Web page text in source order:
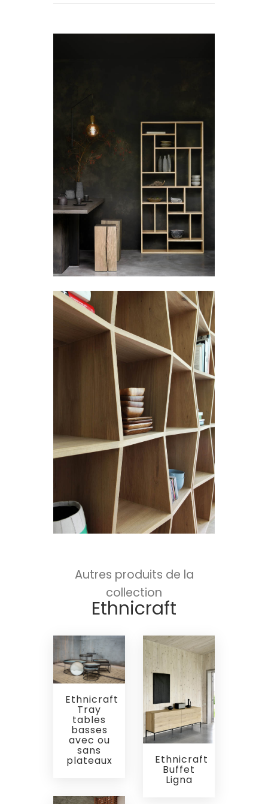
Autres produits de la
collection
Ethnicraft
Ethnicraft
Tray
tables
basses
avec ou
sans
plateaux Ethnicraft
Buffet
Ligna